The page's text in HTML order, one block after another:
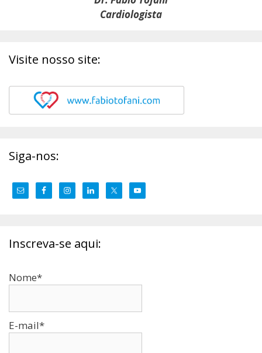
Cardiologista
Visite nosso site:
Siga-nos:
Inscreva-se aqui:
Nome*
E-mail*